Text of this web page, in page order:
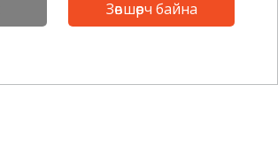
Зөвшөөрч байна